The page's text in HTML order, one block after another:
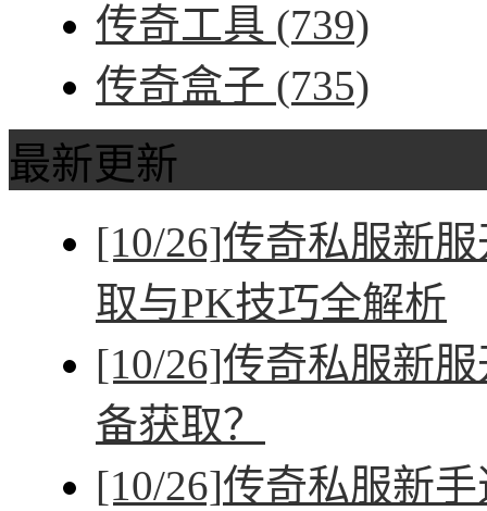
传奇工具 (739)
传奇盒子 (735)
最新更新
[10/26]传奇私服新
取与PK技巧全解析
[10/26]传奇私服新
备获取？
[10/26]传奇私服新